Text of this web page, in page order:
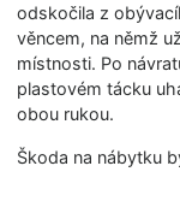
odskočila z
věncem, na němž
místnosti. Po
plastovém tácku
obou rukou.
Škoda na nábytku